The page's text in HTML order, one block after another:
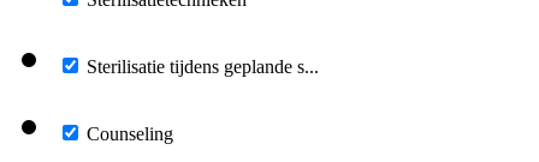
Sterilisatie tijdens geplande s...
Counseling